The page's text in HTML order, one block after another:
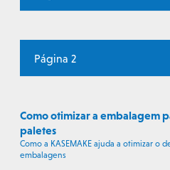
Página 2
Como otimizar a embalagem
paletes
Como a KASEMAKE ajuda a otimizar o
embalagens